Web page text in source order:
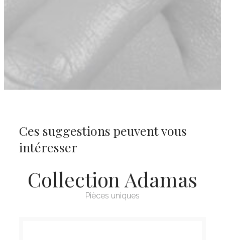
Ces suggestions peuvent vous
intéresser
Collection Adamas
Pièces uniques